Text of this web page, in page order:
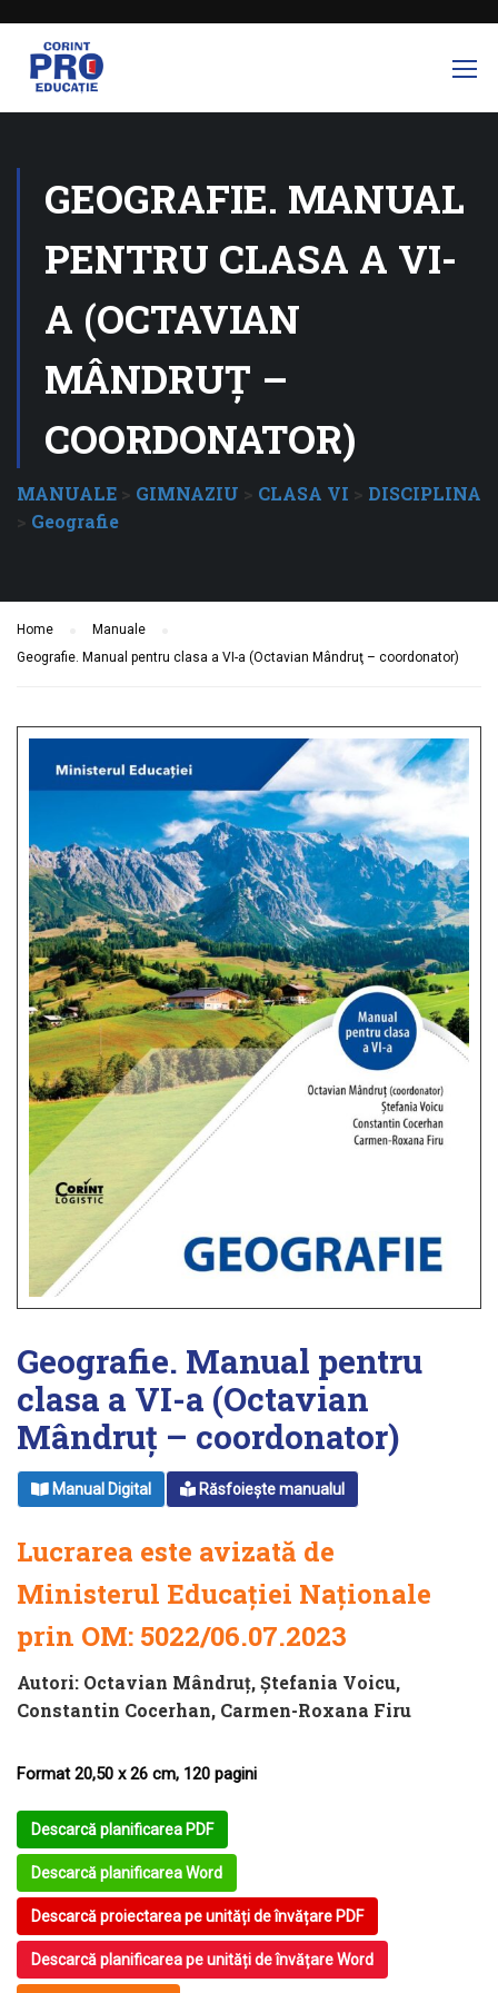
GEOGRAFIE. MANUAL
PENTRU CLASA A VI-
A (OCTAVIAN
MÂNDRUŢ –
COORDONATOR)
MANUALE > GIMNAZIU > CLASA VI > DISCIPLINA
> Geografie
Home
Manuale
Geografie. Manual pentru clasa a VI-a (Octavian Mândruţ – coordonator)
Geografie. Manual pentru
clasa a VI-a (Octavian
Mândruţ – coordonator)
Manual Digital Răsfoiește manualul
Lucrarea este avizată de
Ministerul Educației Naționale
prin OM: 5022/06.07.2023
Autori: Octavian Mândruţ,Ștefania Voicu,
Constantin Cocerhan, Carmen-Roxana Firu
Format 20,50 x 26 cm, 120 pagini
Descarcă planificarea PDF
Descarcă planificarea Word
Descarcă proiectarea pe unități de învățare PDF
Descarcă planificarea pe unități de învățare Word